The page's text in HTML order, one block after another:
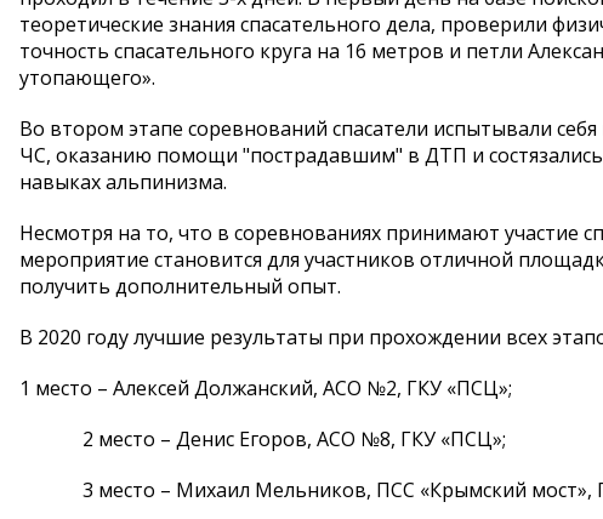
теоретические знания спасательного дела, проверили
точность спасательного круга на 16 метров и петли
утопающего».
Во втором этапе соревнований спасатели испытывали
ЧС, оказанию помощи "пострадавшим" в ДТП и
навыках альпинизма.
Несмотря на то, что в соревнованиях принимают участие
мероприятие становится для участников отличной
получить дополнительный опыт.
В 2020 году лучшие результаты при прохождении всех
1 место – Алексей Должанский, АСО №2, ГКУ «ПСЦ»;
2 место – Денис Егоров, АСО №8, ГКУ «ПСЦ»;
3 место – Михаил Мельников, ПСС «Крымский мост»,